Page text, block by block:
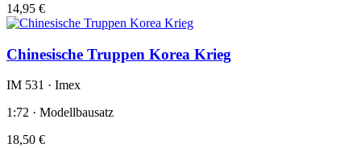
14,95 €
Chinesische Truppen Korea Krieg
IM 531 · Imex
1:72 · Modellbausatz
18,50 €